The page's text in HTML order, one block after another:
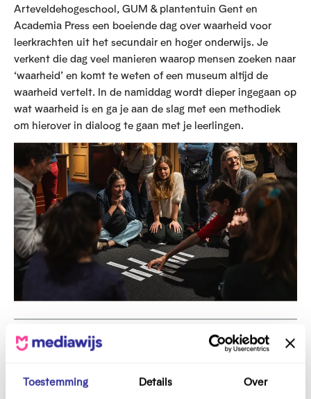
Toestemming Details Over
Arteveldehogeschool, GUM & plantentuin Gent en
Academia Press een boeiende dag over waarheid voor
leerkrachten uit het secundair en hoger onderwijs. Je
verkent die dag veel manieren waarop mensen zoeken naar
‘waarheid’ en komt te weten of een museum altijd de
waarheid vertelt. In de namiddag wordt dieper ingegaan op
wat waarheid is en ga je aan de slag met een methodiek
om hierover in dialoog te gaan met je leerlingen.
Dig It Up 2025
55 euro